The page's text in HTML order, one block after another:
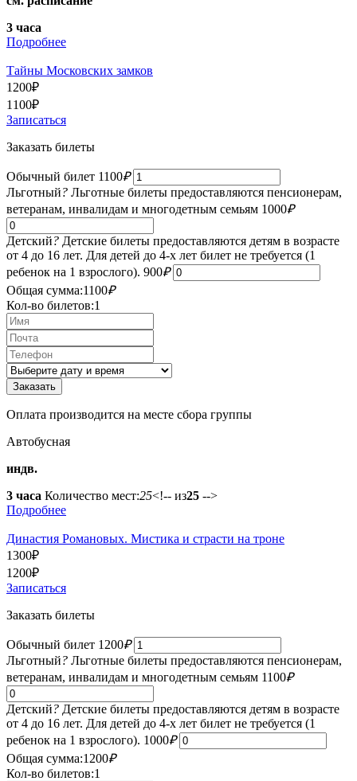
3 часа
Подробнее
Тайны Московских замков
1200₽
1100₽
Записаться
Заказать билеты
Обычный билет 1100₽
Льготный? Льготные билеты предоставляются пенсионерам,
ветеранам, инвалидам и многодетным семьям 1000₽
Детский? Детские билеты предоставляются детям в возрасте
от 4 до 16 лет. Для детей до 4-х лет билет не требуется (1
ребенок на 1 взрослого). 900₽
Общая сумма:1100₽
Кол-во билетов:1
Оплата производится на месте сбора группы
Автобусная
индв.
3 часа Количество мест:25<!-- из25 -->
Подробнее
Династия Романовых. Мистика и страсти на троне
1300₽
1200₽
Записаться
Заказать билеты
Обычный билет 1200₽
Льготный? Льготные билеты предоставляются пенсионерам,
ветеранам, инвалидам и многодетным семьям 1100₽
Детский? Детские билеты предоставляются детям в возрасте
от 4 до 16 лет. Для детей до 4-х лет билет не требуется (1
ребенок на 1 взрослого). 1000₽
Общая сумма:1200₽
Кол-во билетов:1